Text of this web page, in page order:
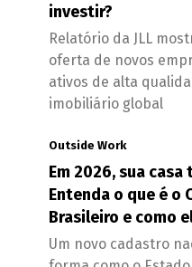
investir?
Relatório da JLL
oferta de novos
ativos de alta
imobiliário global
Outside Work
Em 2026, sua casa
Entenda o que é o
Brasileiro e como
Um novo cadastro